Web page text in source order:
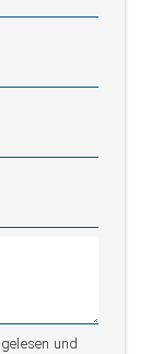
gelesen und